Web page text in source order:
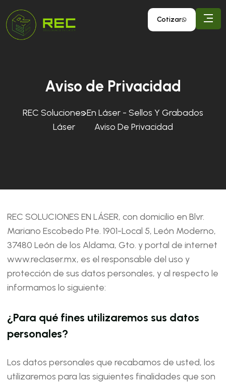
Cotizar
Aviso de Privacidad
REC Soluciones En Láser - Sellos Y Grabados
Láser
Aviso De Privacidad
REC SOLUCIONES EN LÁSER, con domicilio en Blvr.
Mariano Escobedo Pte. 1901-Local 5, León Moderno,
37480 León de los Aldama, Gto. y portal de internet
www.reclaser.mx, es el responsable del uso y
protección de sus datos personales, y al respecto le
informamos lo siguiente:
¿Para qué fines utilizaremos sus datos
personales?
Los datos personales que recabamos de usted, los
utilizaremos para las siguientes finalidades que son